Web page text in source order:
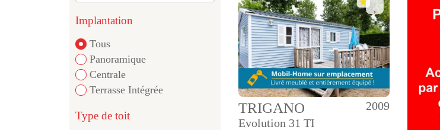
Implantation
Tous
Panoramique
Centrale
Terrasse Intégrée
Type de toit
2009
TRIGANO
Evolution 31 TI